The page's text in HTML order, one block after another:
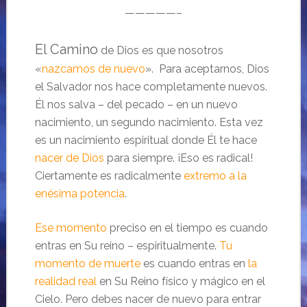
—————–
El Camino de Dios es que nosotros
«nazcamos de nuevo». Para aceptarnos, Dios
el Salvador nos hace completamente nuevos.
Él nos salva – del pecado – en un nuevo
nacimiento, un segundo nacimiento. Esta vez
es un nacimiento espiritual donde Él te hace
nacer de Dios para siempre. ¡Eso es radical!
Ciertamente es radicalmente extremo a la
enésima potencia.
Ese momento preciso en el tiempo es cuando
entras en Su reino – espiritualmente. Tu
momento de muertees cuando entras en la
realidad realen Su Reino físico y mágico en el
Cielo. Pero debes nacer de nuevo para entrar